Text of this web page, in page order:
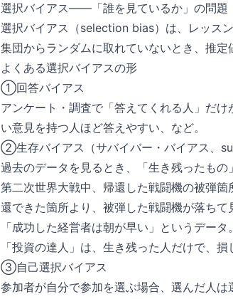
選択バイアス——「誰を見ているか」の問題
選択バイアス（selection bias）は、レッス
集団からランダムに取れていないとき、推定
よくある選択バイアスの形
①回答バイアス
アンケート・調査で「答えてくれる人」だ
い意見を持つ人ほど答えやすい、など。
②生存バイアス（サバイバー・バイアス、
過去のデータを見るとき、「生き残ったもの
第二次世界大戦中、帰還した戦闘機の被弾
還できた箇所より、被弾した戦闘機が落ち
「成功した経営者は朝が早い」というデー
「投資の達人」は、生き残った人だけで、
③自己選択バイアス
参加者が自分で参加を選ぶ場合、選んだ人